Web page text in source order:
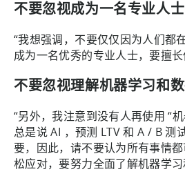
不要忽视成为一名专业人
“我想强调，不要仅仅因为人们都
成为一名优秀的专业人士，要擅长
不要忽视理解机器学习和
“另外，我注意到没有人再使用 “
总是说 AI ，预测 LTV 和 A / B 测
要，因此，请不要认为所有事情
松应对，要努力全面了解机器学